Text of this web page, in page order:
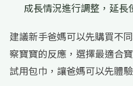
成長情況進行調整，延長
建議新手爸媽可以先購買不
察寶寶的反應，選擇最適合
試用包巾，讓爸媽可以先體